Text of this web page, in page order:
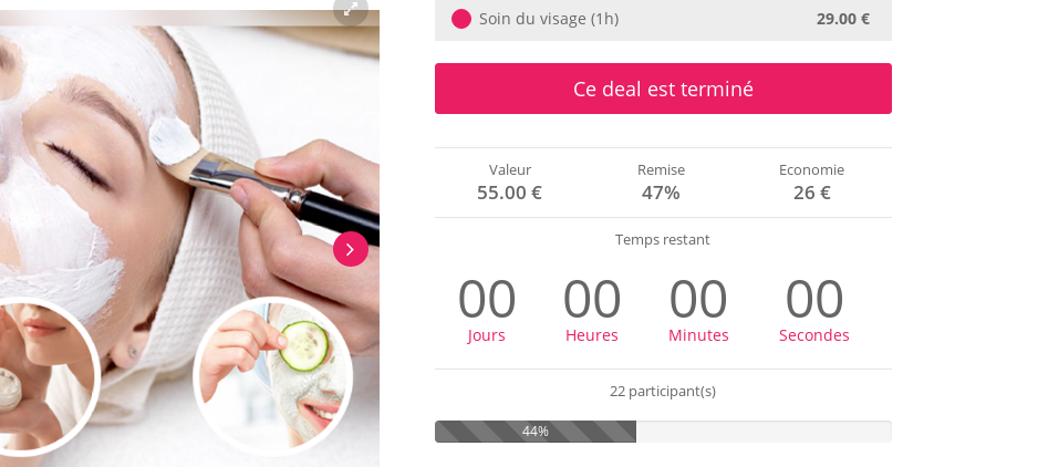
Soin du visage (1h) 29.00 €
Ce deal est terminé
Valeur
55.00 €
Remise
47%
Economie
26 €
Temps restant
00
Jours
00
Heures
00
Minutes
00
Secondes
22 participant(s)
44%